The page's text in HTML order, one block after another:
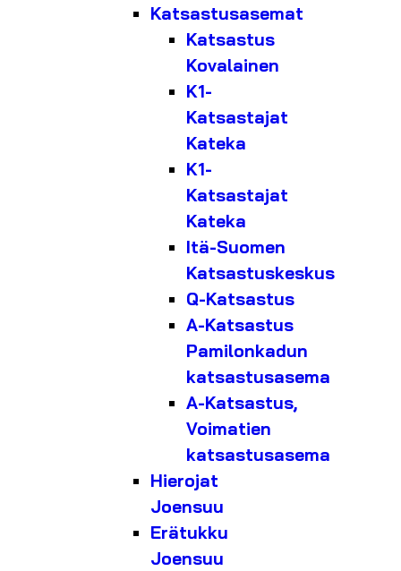
Katsastusasemat
Katsastus
Kovalainen
K1-
Katsastajat
Kateka
K1-
Katsastajat
Kateka
Itä-Suomen
Katsastuskeskus
Q-Katsastus
A-Katsastus
Pamilonkadun
katsastusasema
A-Katsastus,
Voimatien
katsastusasema
Hierojat
Joensuu
Erätukku
Joensuu